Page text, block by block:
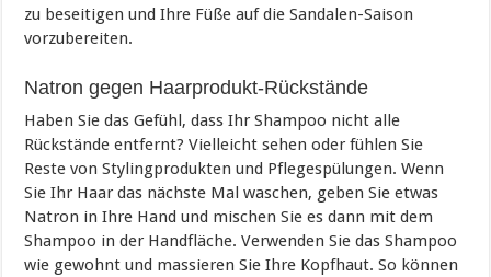
zu beseitigen und Ihre Füße auf die Sandalen-Saison
vorzubereiten.
Natron gegen Haarprodukt-Rückstände
Haben Sie das Gefühl, dass Ihr Shampoo nicht alle
Rückstände entfernt? Vielleicht sehen oder fühlen Sie
Reste von Stylingprodukten und Pflegespülungen. Wenn
Sie Ihr Haar das nächste Mal waschen, geben Sie etwas
Natron in Ihre Hand und mischen Sie es dann mit dem
Shampoo in der Handfläche. Verwenden Sie das Shampoo
wie gewohnt und massieren Sie Ihre Kopfhaut. So können